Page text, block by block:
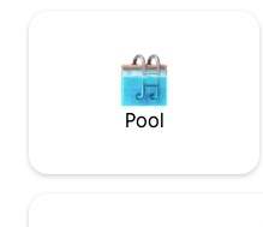
Pool